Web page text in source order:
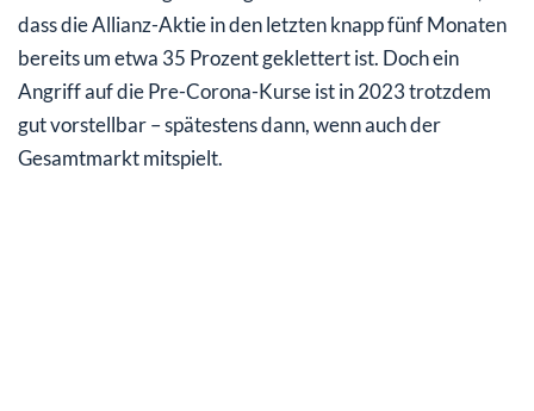
dass die Allianz-Aktie in den letzten knapp fünf Monaten
bereits um etwa 35 Prozent geklettert ist. Doch ein
Angriff auf die Pre-Corona-Kurse ist in 2023 trotzdem
gut vorstellbar – spätestens dann, wenn auch der
Gesamtmarkt mitspielt.